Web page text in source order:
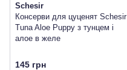
Schesir
Консерви для цуценят Schesir
Tuna Aloe Puppy з тунцем і
алое в желе
145 грн